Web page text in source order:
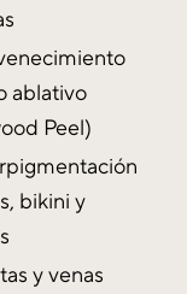
ablativo
Peel)
bikini y
y venas